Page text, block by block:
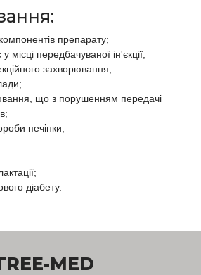
препарату;
місці передбачуваної ін'єкції;
захворювання;
що з порушенням передачі
печінки;
діабету.
MED